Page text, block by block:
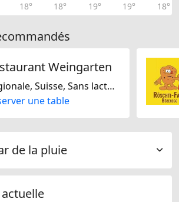
18°
18°
19°
19°
18°
Weingarten
Régionale, Suisse, Sans lactose, Sans gluten, De saison
une table
de la pluie